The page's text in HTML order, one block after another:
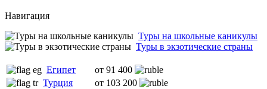
Навигация
Туры на школьные каникулы
Туры в экзотические страны
Египет
от 91 400
Турция
от 103 200